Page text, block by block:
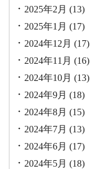
2025年2月 (13)
2025年1月 (17)
2024年12月 (17)
2024年11月 (16)
2024年10月 (13)
2024年9月 (18)
2024年8月 (15)
2024年7月 (13)
2024年6月 (17)
2024年5月 (18)